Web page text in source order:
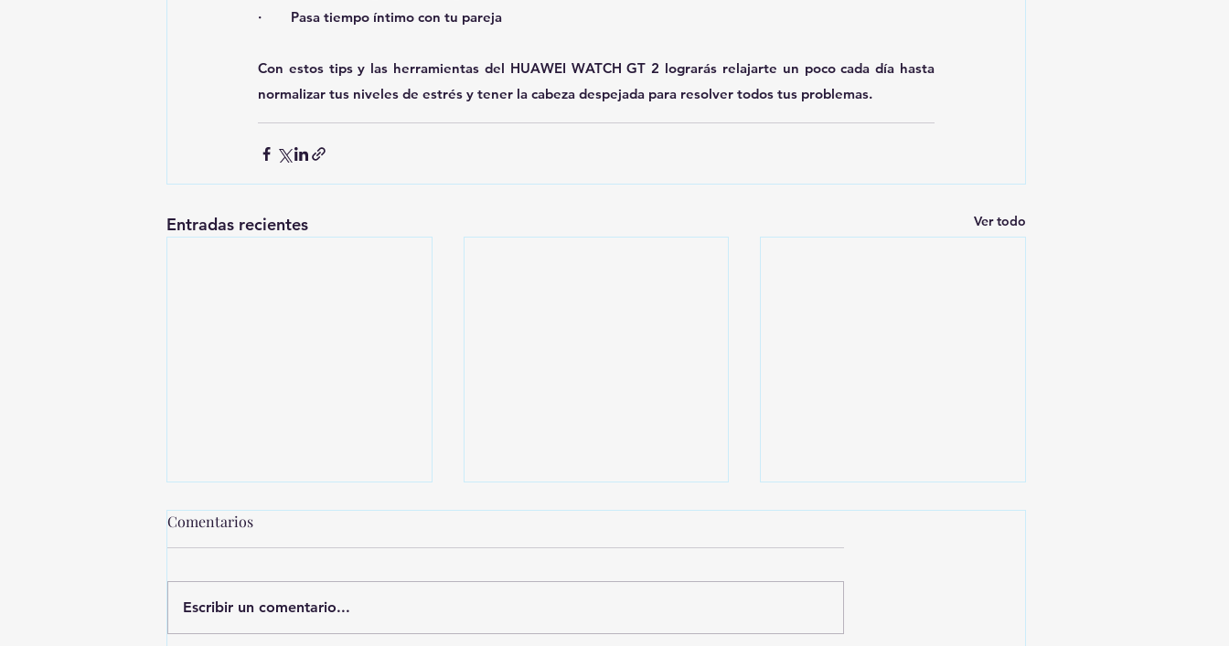
·        Pasa tiempo íntimo con tu pareja
Con estos tips y las herramientas del HUAWEI WATCH GT 2 lograrás relajarte un poco cada día hasta
normalizar tus niveles de estrés y tener la cabeza despejada para resolver todos tus problemas.
Entradas recientes Ver todo
Comentarios
Escribir un comentario...